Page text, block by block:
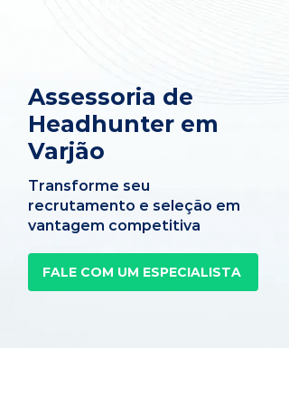
Assessoria de
Headhunter em
Varjão
Transforme seu
recrutamento e seleção em
vantagem competitiva
FALE COM UM ESPECIALISTA